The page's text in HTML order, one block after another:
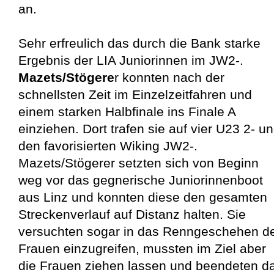
an.
Sehr erfreulich das durch die Bank starke
Ergebnis der LIA Juniorinnen im JW2-.
Mazets/Stögerer konnten nach der
schnellsten Zeit im Einzelzeitfahren und
einem starken Halbfinale ins Finale A
einziehen. Dort trafen sie auf vier U23 2-
den favorisierten Wiking JW2-.
Mazets/Stögerer setzten sich von Beginn
weg vor das gegnerische Juniorinnenboot
aus Linz und konnten diese den gesamten
Streckenverlauf auf Distanz halten. Sie
versuchten sogar in das Renngeschehen
Frauen einzugreifen, mussten im Ziel aber
die Frauen ziehen lassen und beendeten